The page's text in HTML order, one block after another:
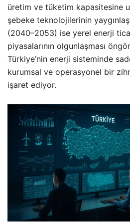
üretim ve tüketim kapasitesine
şebeke teknolojilerinin
(2040–2053) ise yerel enerji
piyasalarının olgunlaşması
Türkiye’nin enerji sisteminde
kurumsal ve operasyonel bir
işaret ediyor.